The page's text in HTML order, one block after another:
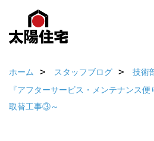
ホーム スタッフブログ
技術
『アフターサービス・メンテナンス
取替工事③～